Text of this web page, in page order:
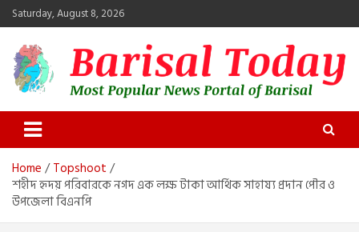
Skip
to
content
Saturday, August 8, 2026
Barisal Today
The Most Popular News Portal in Barisal
Home
Topshoot
শহীদ হৃদয় পরিবারকে নগদ এক লক্ষ টাকা আর্থিক সাহায্য প্রদান পৌর ও
উপজেলা বিএনপি